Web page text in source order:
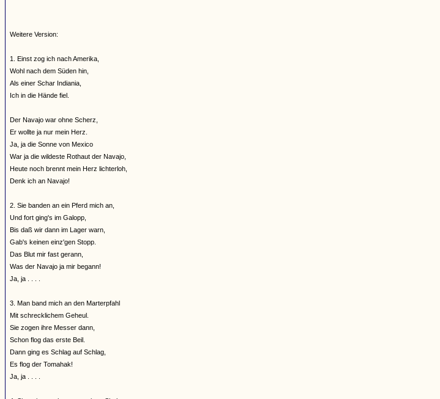
Weitere Version:
1. Einst zog ich nach Amerika,
Wohl nach dem Süden hin,
Als einer Schar Indiania,
Ich in die Hände fiel.
Der Navajo war ohne Scherz,
Er wollte ja nur mein Herz.
Ja, ja die Sonne von Mexico
War ja die wildeste Rothaut der Navajo,
Heute noch brennt mein Herz lichterloh,
Denk ich an Navajo!
2. Sie banden an ein Pferd mich an,
Und fort ging's im Galopp,
Bis daß wir dann im Lager warn,
Gab's keinen einz'gen Stopp.
Das Blut mir fast gerann,
Was der Navajo ja mir begann!
Ja, ja . . . .
3. Man band mich an den Marterpfahl
Mit schrecklichem Geheul.
Sie zogen ihre Messer dann,
Schon flog das erste Beil.
Dann ging es Schlag auf Schlag,
Es flog der Tomahak!
Ja, ja . . . .